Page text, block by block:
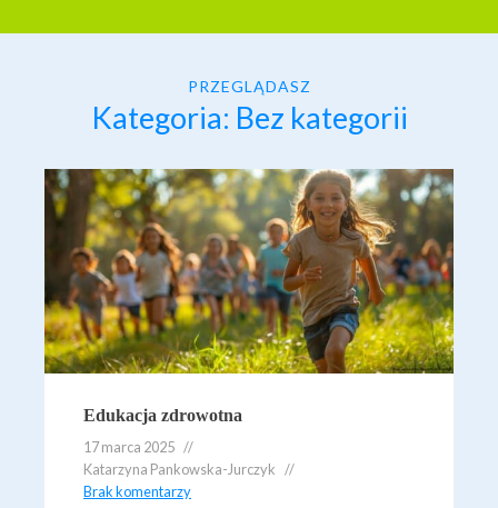
PRZEGLĄDASZ
Kategoria: Bez kategorii
Edukacja zdrowotna
17 marca 2025
Katarzyna Pankowska-Jurczyk
Brak komentarzy